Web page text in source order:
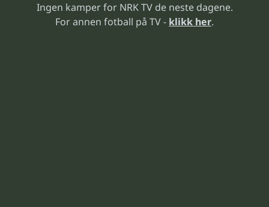
Ingen kamper for NRK TV de neste dagene.
For annen fotball på TV - klikk her.